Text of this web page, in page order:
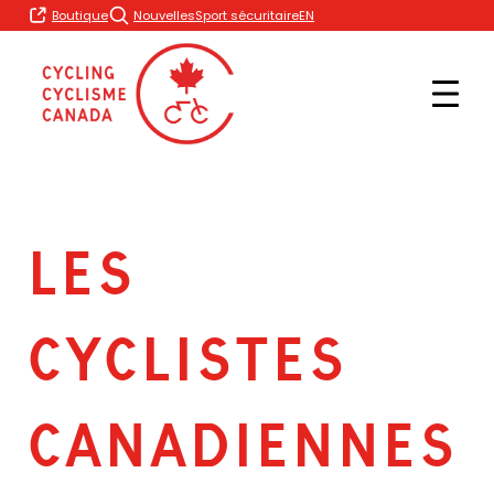
Skip
to
Boutique NouvellesSport sécuritaireEN
LES
CYCLISTES
CANADIENNES